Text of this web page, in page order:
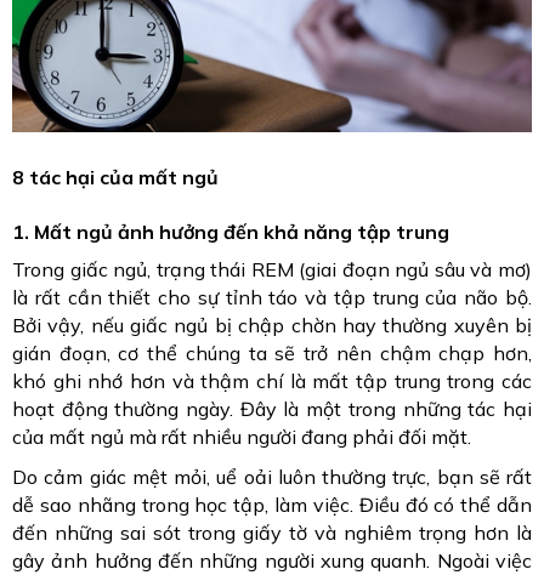
8 tác hại của mất ngủ
1. Mất ngủ ảnh hưởng đến khả năng tập trung
Trong giấc ngủ, trạng thái REM (giai đoạn ngủ sâu và mơ)
là rất cần thiết cho sự tỉnh táo và tập trung của não bộ.
Bởi vậy, nếu giấc ngủ bị chập chờn hay thường xuyên bị
gián đoạn, cơ thể chúng ta sẽ trở nên chậm chạp hơn,
khó ghi nhớ hơn và thậm chí là mất tập trung trong các
hoạt động thường ngày. Đây là một trong những tác hại
của mất ngủ mà rất nhiều người đang phải đối mặt.
Do cảm giác mệt mỏi, uể oải luôn thường trực, bạn sẽ rất
dễ sao nhãng trong học tập, làm việc. Điều đó có thể dẫn
đến những sai sót trong giấy tờ và nghiêm trọng hơn là
gây ảnh hưởng đến những người xung quanh. Ngoài việc